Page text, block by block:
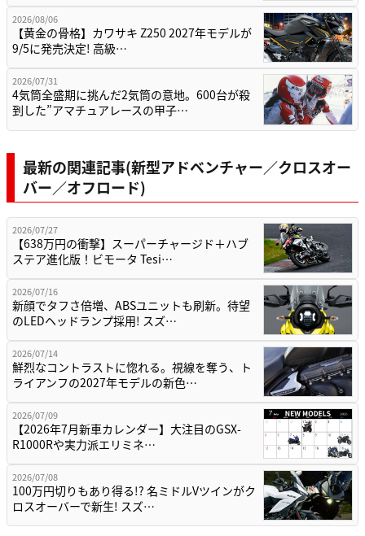
2026/08/06
【黄金の骨格】カワサキ Z250 2027年モデルが
9/5に発売決定! 高級…
2026/07/31
4気筒全盛期に挑んだ2気筒の意地。600台が殺
到した”アマチュアレースの甲子…
最新の関連記事(新型アドベンチャー／クロスオー
バー／オフロード)
2026/07/27
【638万円の衝撃】スーパーチャージド＋ハブ
ステア進化版！ビモータ Tesi…
2026/07/16
新顔でタフさ倍増、ABSユニットも刷新。待望
のLEDヘッドランプ採用! スズ…
2026/07/14
鮮烈なコントラストに惚れる。視線を奪う、ト
ライアンフの2027年モデルの新色…
2026/07/09
【2026年7月新車カレンダー】大注目のGSX-
R1000Rや実力派エリミネ…
2026/07/08
100万円切りもあり得る!? 名ミドルVツインがク
ロスオーバーで新生! スズ…